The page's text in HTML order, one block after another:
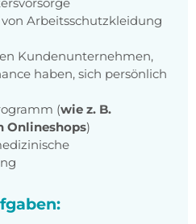
Arbeitsschutzkleidung
Kundenunternehmen,
haben, sich persönlich
(wie z. B.
Onlineshops)